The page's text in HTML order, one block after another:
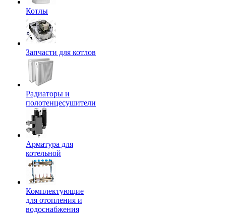
Котлы
Запчасти для котлов
Радиаторы и
полотенцесушители
Арматура для
котельной
Комплектующие
для отопления и
водоснабжения